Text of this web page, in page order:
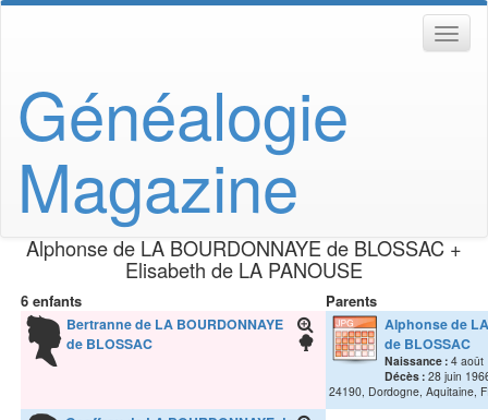
Généalogie
Magazine
Alphonsede LA BOURDONNAYE de BLOSSAC+
Elisabeth de LA PANOUSE
6 enfants
Bertrannede LA BOURDONNAYE
de BLOSSAC
Parents
Alphonsede
de BLOSSAC
Naissance : 4 août
Décès : 28 juin
24190, Dordogne, Aquitaine,